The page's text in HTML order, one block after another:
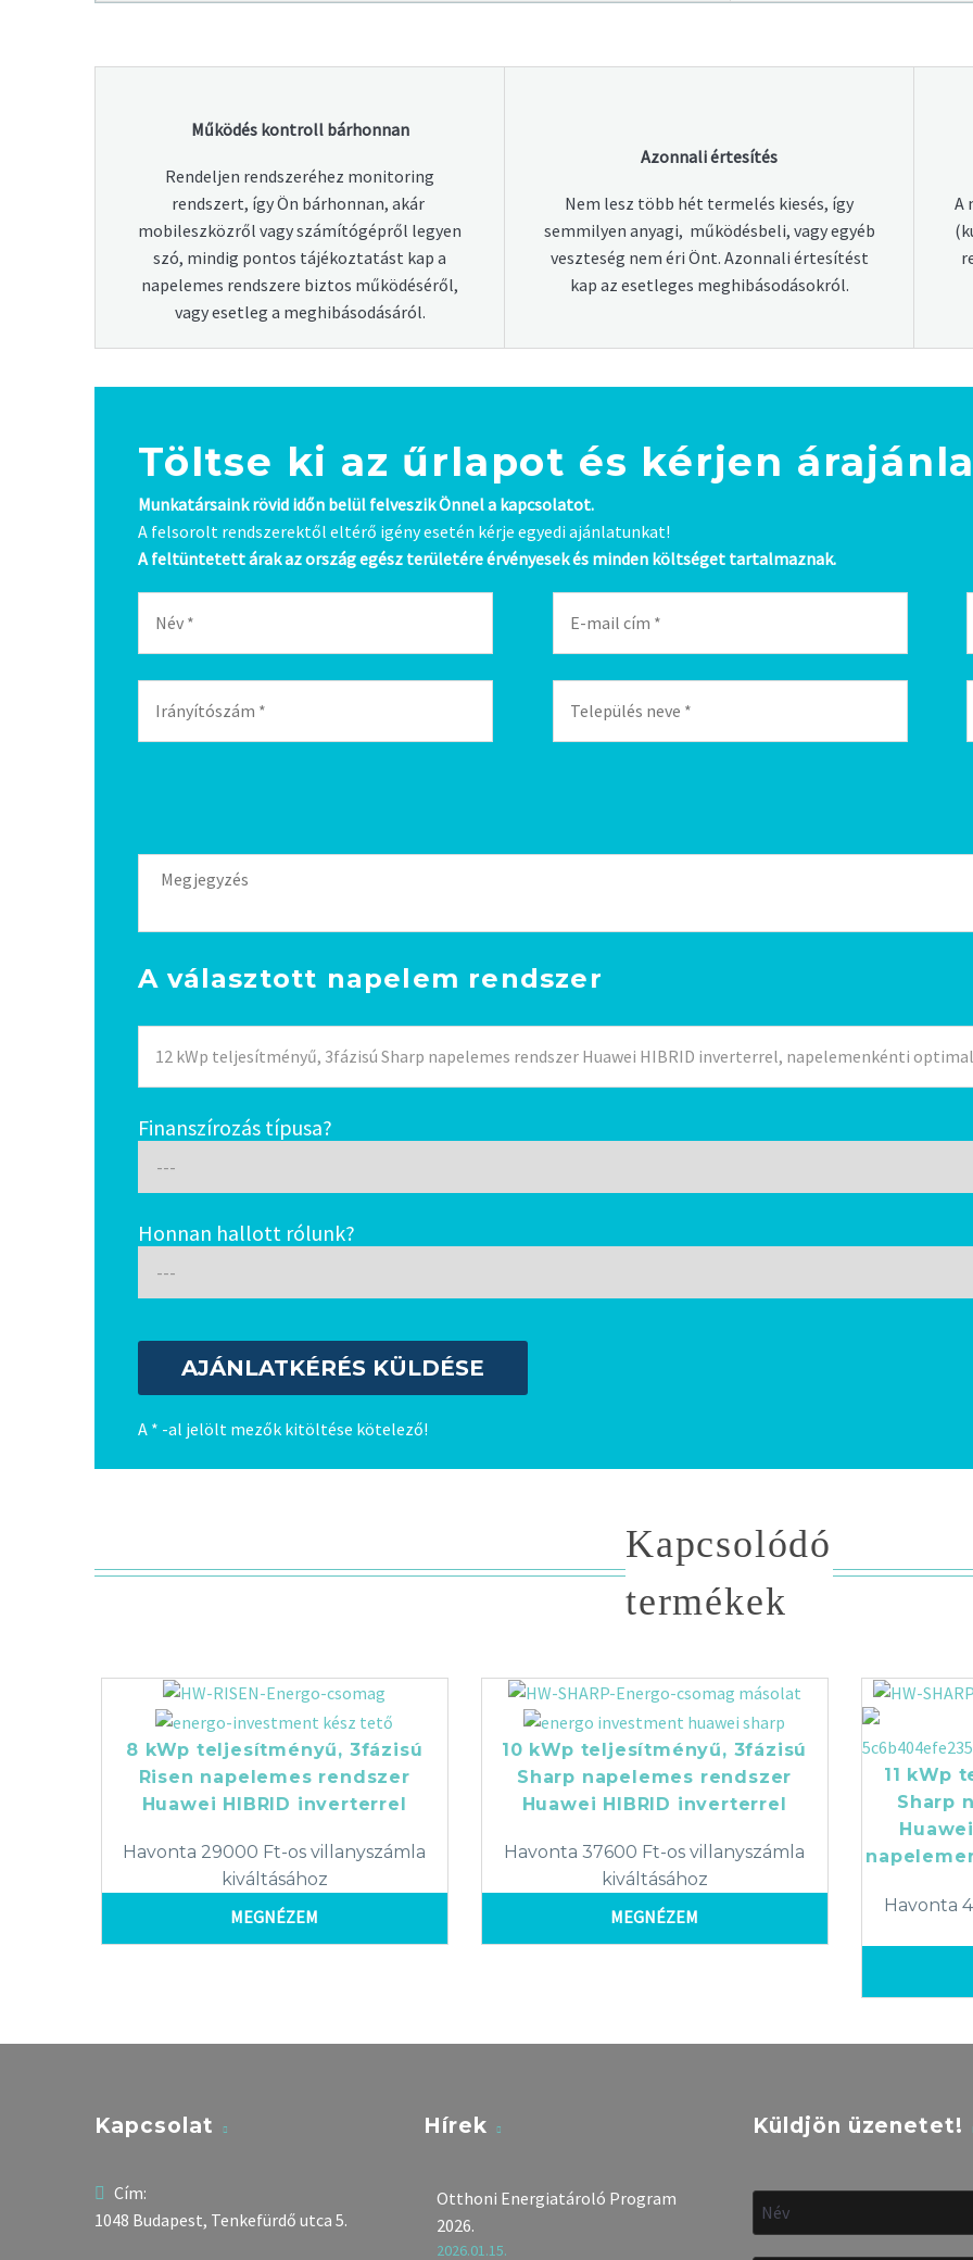
Működés kontroll bárhonnan
Rendeljen rendszeréhez monitoring
rendszert, így Ön bárhonnan, akár
mobileszközről vagy számítógépről legyen
szó, mindig pontos tájékoztatást kap a
napelemes rendszere biztos működéséről,
vagy esetleg a meghibásodásáról.
Azonnali értesítés
Nem lesz több hét termelés kiesés, így
semmilyen anyagi, működésbeli, vagy egyéb
veszteség nem éri Önt. Azonnali értesítést
kap az esetleges meghibásodásokról.
A
Töltse ki az űrlapot és kérjen
Munkatársaink rövid időn belül felveszik Önnel a kapcsolatot.
A felsorolt rendszerektől eltérő igény esetén kérje egyedi ajánlatunkat!
A feltüntetett árak az ország egész területére érvényesek és minden költséget tartalmaznak.
A választott napelem rendszer
Finanszírozás típusa?
Honnan hallott rólunk?
A * -al jelölt mezők kitöltése kötelező!
Kapcsolódó
termékek
8 kWp teljesítményű, 3fázisú
Risen napelemes rendszer
Huawei HIBRID inverterrel
Havonta 29000 Ft-os villanyszámla
kiváltásához
MEGNÉZEM
10 kWp teljesítményű, 3fázisú
Sharp napelemes rendszer
Huawei HIBRID inverterrel
Havonta 37600 Ft-os villanyszámla
kiváltásához
MEGNÉZEM
11 kWp
Sharp
Havonta
Kapcsolat
Cím:
1048 Budapest, Tenkefürdő utca 5.
Hírek
Otthoni Energiatároló Program
2026.
2026.01.15.
Küldjön üzenetet!